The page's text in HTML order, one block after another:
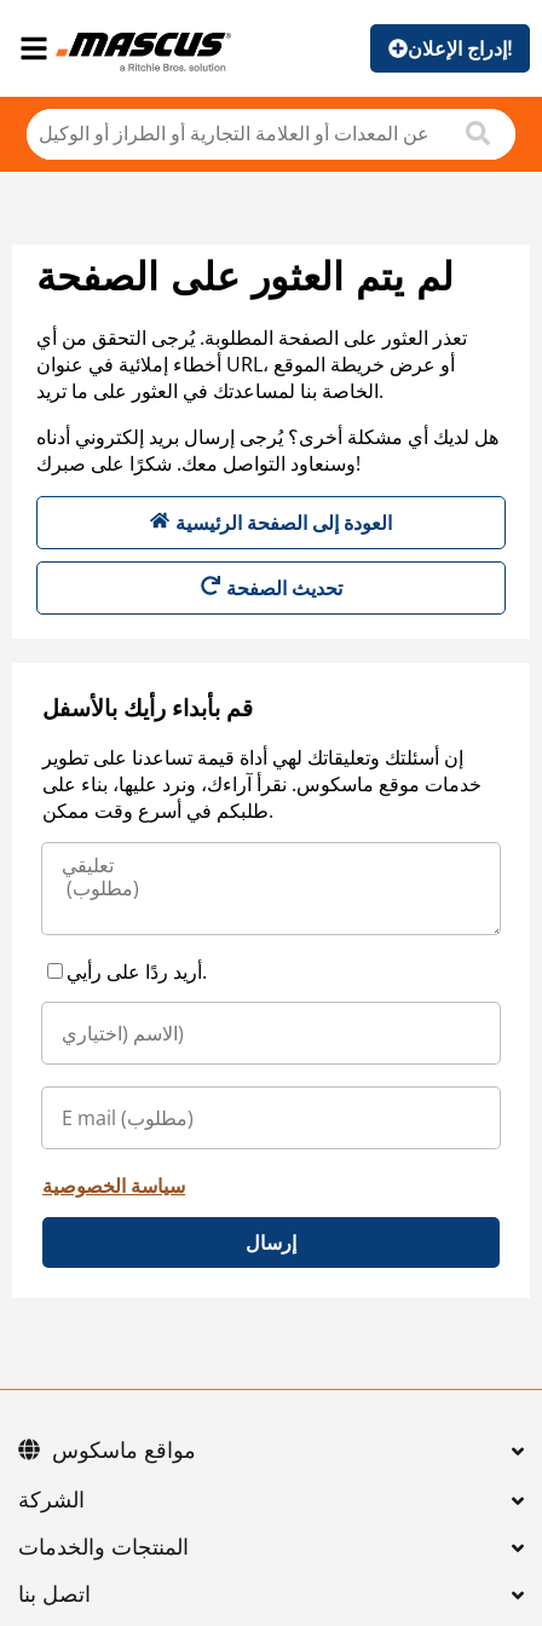
إدراج الإعلان!
لم يتم العثور على الصفحة
تعذر العثور على الصفحة المطلوبة. يُرجى التحقق من أي
أخطاء إملائية في عنوان URL، أو عرض خريطة الموقع
الخاصة بنا لمساعدتك في العثور على ما تريد.
هل لديك أي مشكلة أخرى؟ يُرجى إرسال بريد إلكتروني أدناه
وسنعاود التواصل معك. شكرًا على صبرك!
العودة إلى الصفحة الرئيسية
تحديث الصفحة
قم بأبداء رأيك بالأسفل
إن أسئلتك وتعليقاتك لهي أداة قيمة تساعدنا على تطوير
خدمات موقع ماسكوس. نقرأ آراءك، ونرد عليها، بناء على
طلبكم في أسرع وقت ممكن.
أريد ردًا على رأيي.
سياسة الخصوصية
إرسال
اتصل بنا
مواقع ماسكوس